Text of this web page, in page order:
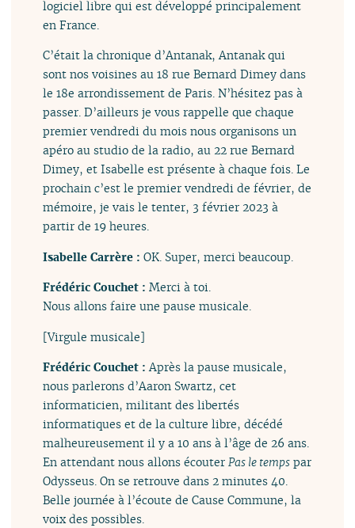
logiciel libre qui est développé principalement
en France.
C’était la chronique d’Antanak, Antanak qui
sont nos voisines au 18 rue Bernard Dimey dans
le 18e arrondissement de Paris. N’hésitez pas à
passer. D’ailleurs je vous rappelle que chaque
premier vendredi du mois nous organisons un
apéro au studio de la radio, au 22 rue Bernard
Dimey, et Isabelle est présente à chaque fois. Le
prochain c’est le premier vendredi de février, de
mémoire, je vais le tenter, 3 février 2023 à
partir de 19 heures.
Isabelle Carrère :OK. Super, merci beaucoup.
Frédéric Couchet :Merci à toi.
Nous allons faire une pause musicale.
[Virgule musicale]
Frédéric Couchet :Après la pause musicale,
nous parlerons d’Aaron Swartz, cet
informaticien, militant des libertés
informatiques et de la culture libre, décédé
malheureusement il y a 10 ans à l’âge de 26 ans.
En attendant nous allons écouterPas le temps par
Odysseus. On se retrouve dans 2 minutes 40.
Belle journée à l’écoute de Cause Commune, la
voix des possibles.